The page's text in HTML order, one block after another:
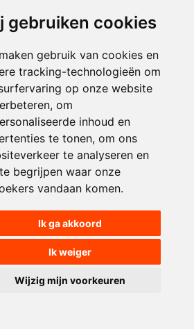
gebruiken cookies
gebruik van cookies en
tracking-technologieën om
op onze website
om
inhoud en
te tonen, om ons
te analyseren en
begrijpen waar onze
vandaan komen.
Ik ga akkoord
Ik weiger
Wijzig mijn voorkeuren
3